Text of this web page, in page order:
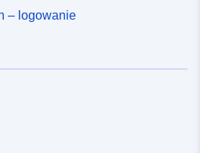
– logowanie